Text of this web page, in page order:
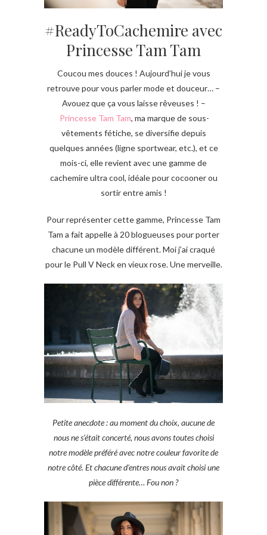
#ReadyToCachemire avec
Princesse Tam Tam
Coucou mes douces ! Aujourd’hui je vous
retrouve pour vous parler mode et douceur… –
Avouez que ça vous laisse rêveuses ! –
Princesse Tam Tam, ma marque de sous-
vêtements fétiche, se diversifie depuis
quelques années (ligne sportwear, etc.), et ce
mois-ci, elle revient avec une gamme de
cachemire ultra cool, idéale pour cocooner ou
sortir entre amis !
Pour représenter cette gamme, Princesse Tam
Tam a fait appelle à 20 blogueuses pour porter
chacune un modèle différent. Moi j’ai craqué
pour le Pull V Neck en vieux rose. Une merveille.
Petite anecdote : au moment du choix, aucune de
nous ne s’était concerté, nous avons toutes choisi
notre modèle préféré avec notre couleur favorite de
notre côté. Et chacune d’entres nous avait choisi une
pièce différente… Fou non ?